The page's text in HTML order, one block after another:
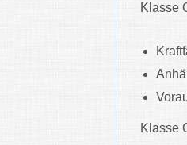
Klasse
Klasse